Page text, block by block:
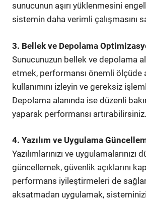
sunucunun aşırı yüklenmesini
sistemin daha verimli çalışmasını
3. Bellek ve Depolama
Sunucunuzun bellek ve depolama
etmek, performansı önemli ölçüde
kullanımını izleyin ve gereksiz
Depolama alanında ise düzenli
yaparak performansı artırabilirsiniz.
4. Yazılım ve Uygulama
Yazılımlarınızı ve uygulamalarınızı
güncellemek, güvenlik açıklarını
performans iyileştirmeleri de
aksatmadan uygulamak,